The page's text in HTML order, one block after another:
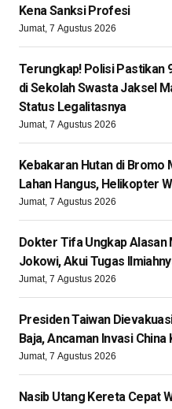
Kena Sanksi Profesi
Jumat, 7 Agustus 2026
Terungkap! Polisi Pastikan
di Sekolah Swasta Jaksel
Status Legalitasnya
Jumat, 7 Agustus 2026
Kebakaran Hutan di Bromo
Lahan Hangus, Helikopter
Jumat, 7 Agustus 2026
Dokter Tifa Ungkap Alasan
Jokowi, Akui Tugas
Jumat, 7 Agustus 2026
Presiden Taiwan
Baja, Ancaman Invasi China
Jumat, 7 Agustus 2026
Nasib Utang Kereta Cepat